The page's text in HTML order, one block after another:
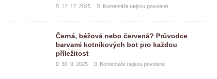
12. 12. 2025 Komentáře nejsou povolené
Černá, béžová nebo červená? Průvodce
barvami kotníkových bot pro každou
příležitost
30. 9. 2025 Komentáře nejsou povolené